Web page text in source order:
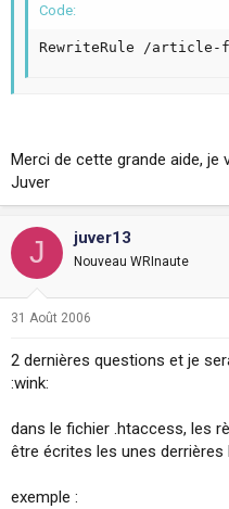
Code:
RewriteRule /article-
Merci de cette grande aide, je
Juver
J juver13
Nouveau WRInaute
31 Août 2006
2 dernières questions et je
:wink:
dans le fichier .htaccess, les
être écrites les unes derrières
exemple :